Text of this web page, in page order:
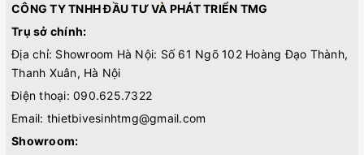
CÔNG TY TNHH ĐẦU TƯ VÀ PHÁT TRIỂN TMG
Trụ sở chính:
Địa chỉ: Showroom Hà Nội: Số 61 Ngõ 102 Hoàng Đạo Thành,
Thanh Xuân, Hà Nội
Điện thoại: 090.625.7322
Email: thietbivesinhtmg@gmail.com
Showroom: